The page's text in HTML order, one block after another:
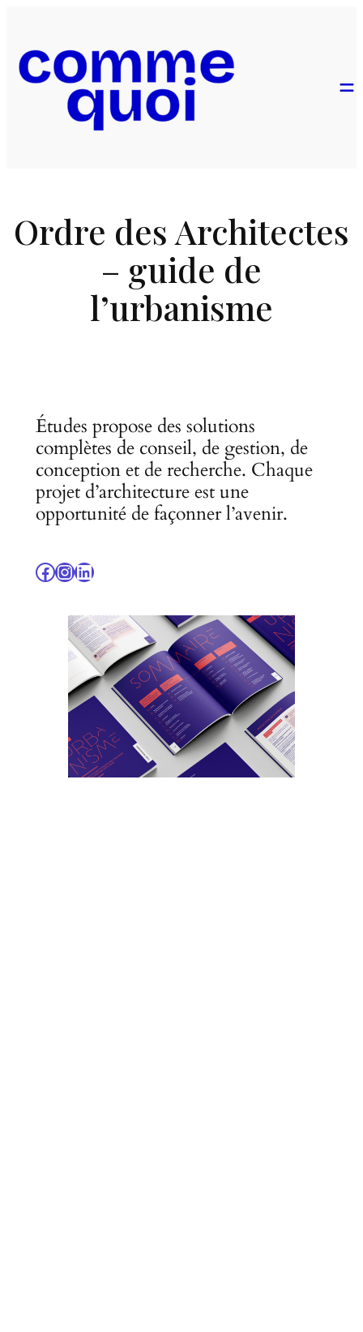
Ordre des Architectes
– guide de
l’urbanisme
Études propose des solutions
complètes de conseil, de gestion, de
conception et de recherche. Chaque
projet d’architecture est une
opportunité de façonner l’avenir.
Facebook InstagramLinkedIn